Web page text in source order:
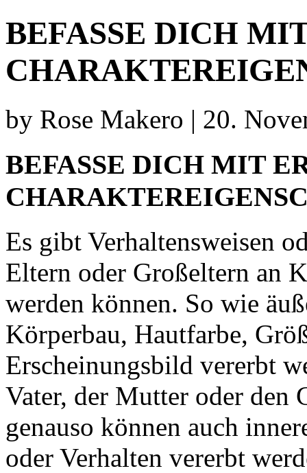
BEFASSE DICH
by Rose Makero | 20.
BEFASSE DICH MIT
Es gibt Verhaltensweisen
Eltern oder Großeltern an
werden können. So wie
Körperbau, Hautfarbe,
Erscheinungsbild vererbt
Vater, der Mutter oder den
genauso können auch
oder Verhalten vererbt